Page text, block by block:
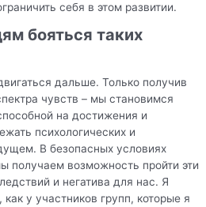
себя в этом развитии.
бояться таких
дальше. Только получив
чувств – мы становимся
на достижения и
психологических и
В безопасных условиях
получаем возможность пройти эти
и негатива для нас. Я
у участников групп, которые я